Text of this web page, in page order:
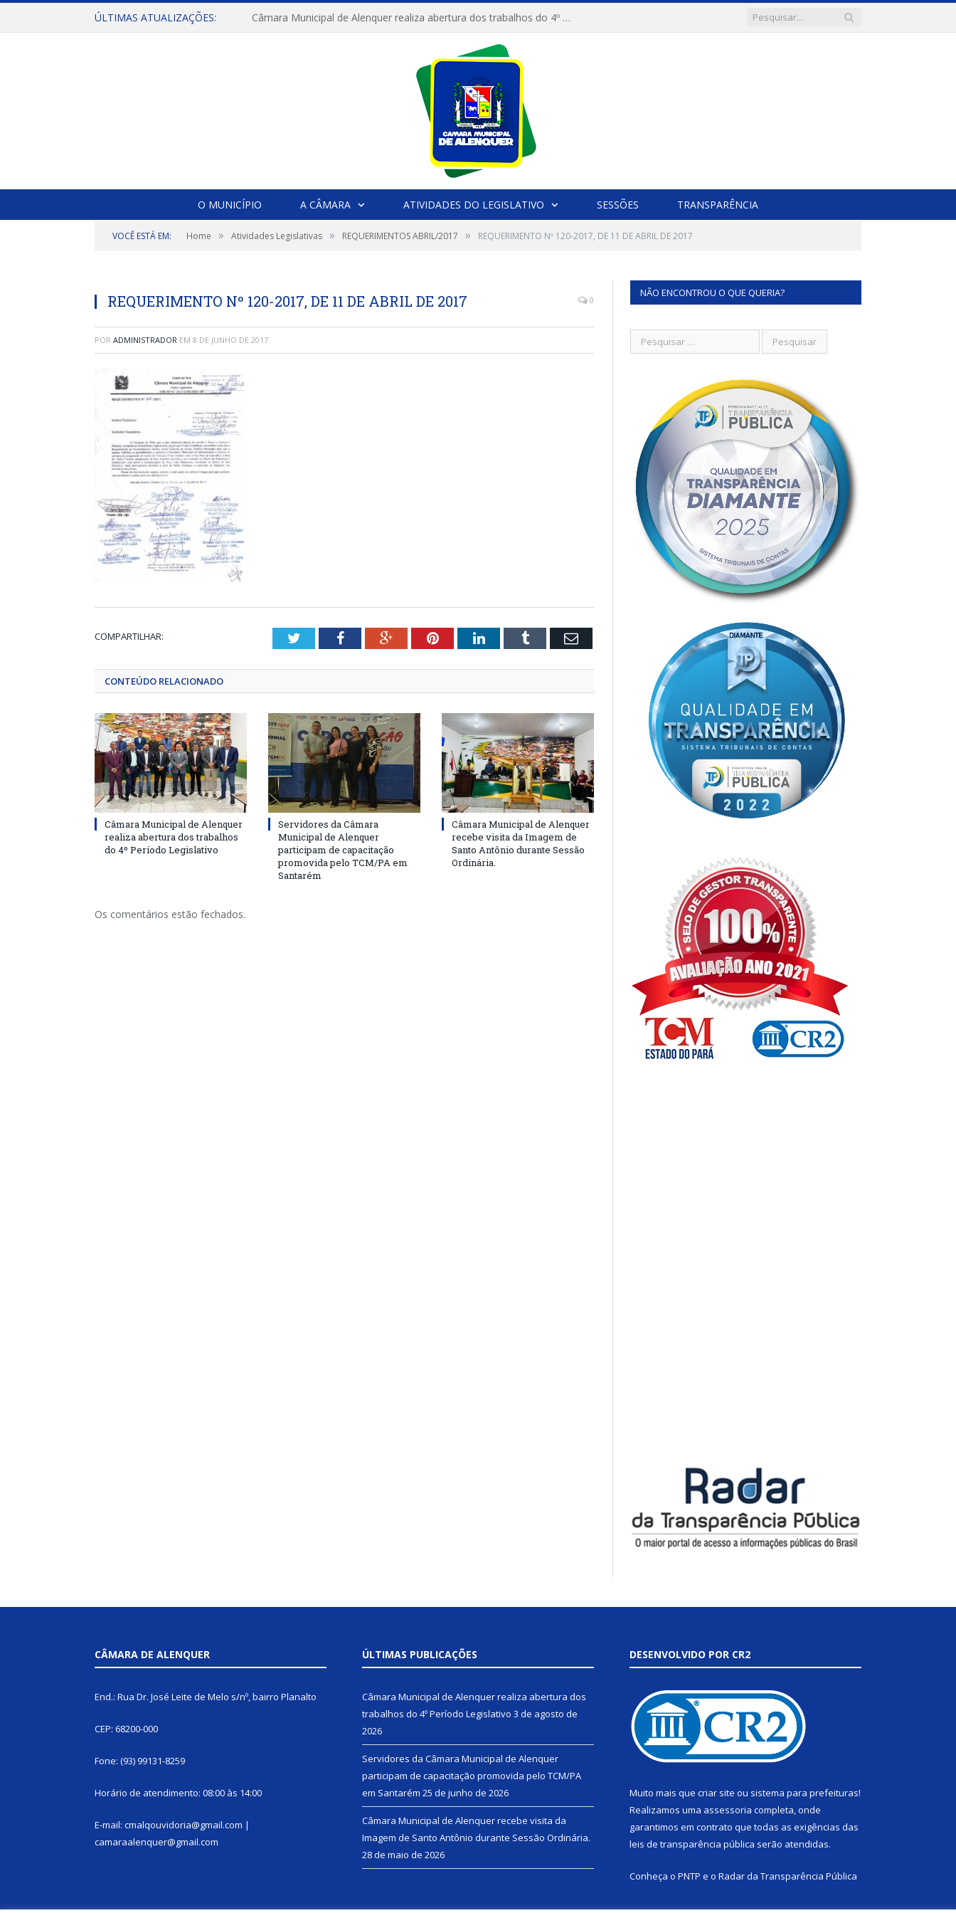
ÚLTIMAS ATUALIZAÇÕES: Câmara Municipal de Alenquer realiza abertura dos trabalhos do 4º Período Legislativo
O MUNICÍPIO A CÂMARA ATIVIDADES DO LEGISLATIVO SESSÕES TRANSPARÊNCIA
VOCÊ ESTÁ EM: Home » Atividades Legislativas » REQUERIMENTOS ABRIL/2017 » REQUERIMENTO Nº 120-2017, DE 11 DE ABRIL DE 2017
REQUERIMENTO Nº 120-2017, DE 11 DE ABRIL DE 2017 0
POR ADMINISTRADOR EM 8 DE JUNHO DE 2017
COMPARTILHAR: TwitterFacebookGoogle+PinterestLinkedInTumblr Email
CONTEÚDO RELACIONADO
Câmara Municipal de Alenquer
realiza abertura dos trabalhos
do 4º Período Legislativo
Servidores da Câmara
Municipal de Alenquer
participam de capacitação
promovida pelo TCM/PA em
Santarém
Câmara Municipal de Alenquer
recebe visita da Imagem de
Santo Antônio durante Sessão
Ordinária.
Os comentários estão fechados.
NÃO ENCONTROU O QUE QUERIA?
CÂMARA DE ALENQUER
End.: Rua Dr. José Leite de Melo s/nº, bairro Planalto
CEP: 68200-000
Fone: (93) 99131-8259
Horário de atendimento: 08:00 às 14:00
E-mail: cmalqouvidoria@gmail.com |
camaraalenquer@gmail.com
ÚLTIMAS PUBLICAÇÕES
Câmara Municipal de Alenquer realiza abertura dos
trabalhos do 4º Período Legislativo 3 de agosto de
2026
Servidores da Câmara Municipal de Alenquer
participam de capacitação promovida pelo TCM/PA
em Santarém 25 de junho de 2026
Câmara Municipal de Alenquer recebe visita da
Imagem de Santo Antônio durante Sessão Ordinária.
28 de maio de 2026
DESENVOLVIDO POR CR2
Muito mais que criar site ou sistema para prefeituras!
Realizamos uma assessoria completa, onde
garantimos em contrato que todas as exigências das
leis de transparência pública serão atendidas.
Conheça o PNTP e o Radar da Transparência Pública